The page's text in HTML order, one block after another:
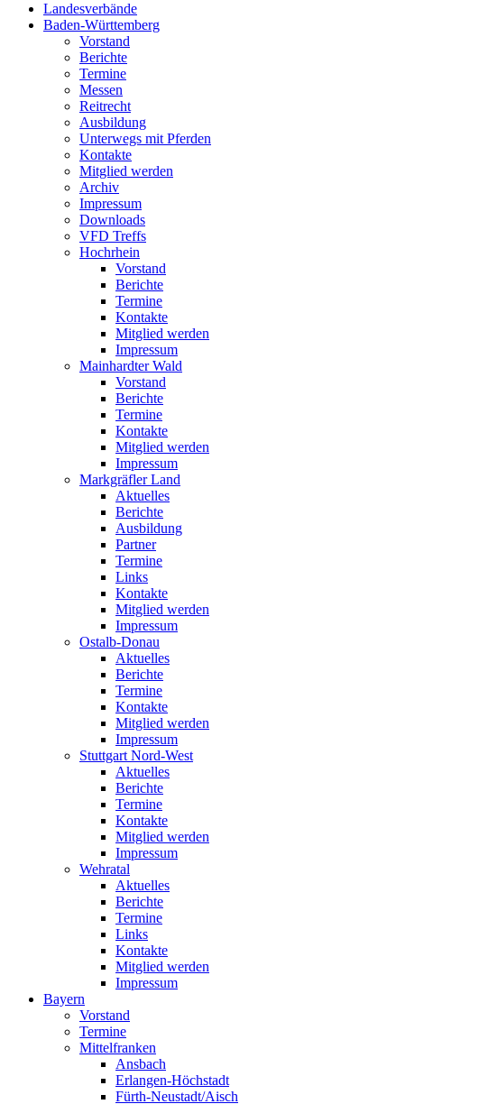
Landesverbände
Baden-Württemberg
Vorstand
Berichte
Termine
Messen
Reitrecht
Ausbildung
Unterwegs mit Pferden
Kontakte
Mitglied werden
Archiv
Impressum
Downloads
VFD Treffs
Hochrhein
Vorstand
Berichte
Termine
Kontakte
Mitglied werden
Impressum
Mainhardter Wald
Vorstand
Berichte
Termine
Kontakte
Mitglied werden
Impressum
Markgräfler Land
Aktuelles
Berichte
Ausbildung
Partner
Termine
Links
Kontakte
Mitglied werden
Impressum
Ostalb-Donau
Aktuelles
Berichte
Termine
Kontakte
Mitglied werden
Impressum
Stuttgart Nord-West
Aktuelles
Berichte
Termine
Kontakte
Mitglied werden
Impressum
Wehratal
Aktuelles
Berichte
Termine
Links
Kontakte
Mitglied werden
Impressum
Bayern
Vorstand
Termine
Mittelfranken
Ansbach
Erlangen-Höchstadt
Fürth-Neustadt/Aisch